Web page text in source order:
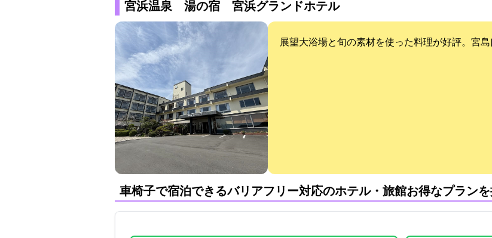
宮浜温泉 湯の宿 宮浜グランドホテル
展望大浴場と旬の素材を使った料理が好評。宮島
車椅子で宿泊できるバリアフリー対応のホテル・旅館:お得なプラン